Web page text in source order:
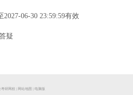
2027-06-30 23:59:59有效
疑
考研网校| 网站地图 电脑版